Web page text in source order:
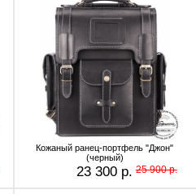
Кожаный ранец-портфель "Джон"
(черный)
23 300 р. 25 900 р.